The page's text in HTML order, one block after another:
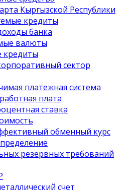
Кыргызской Республики
кредиты
банка
валюты
кредиты
сектор
платежная система
плата
ставка
обменный курс
резервных требований
счет